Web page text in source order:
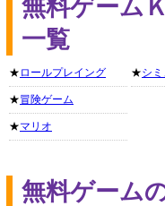
無料ゲーム
一覧
★ ロールプレイング
★冒険ゲーム
★マリオ
★シ
無料ゲーム